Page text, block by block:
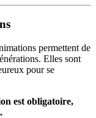
permettent de
Elles sont
pour se
est obligatoire,